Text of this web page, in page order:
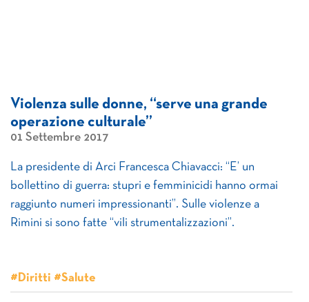
Violenza sulle donne, “serve una grande
operazione culturale”
01 Settembre 2017
La presidente di Arci Francesca Chiavacci: “E’ un
bollettino di guerra: stupri e femminicidi hanno ormai
raggiunto numeri impressionanti”. Sulle violenze a
Rimini si sono fatte “vili strumentalizzazioni”.
#Diritti #Salute